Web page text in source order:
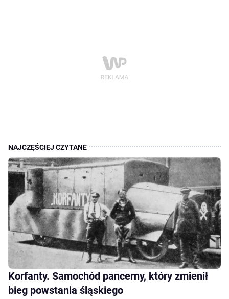
Korfanty. Samochód pancerny, który zmienił
bieg powstania śląskiego